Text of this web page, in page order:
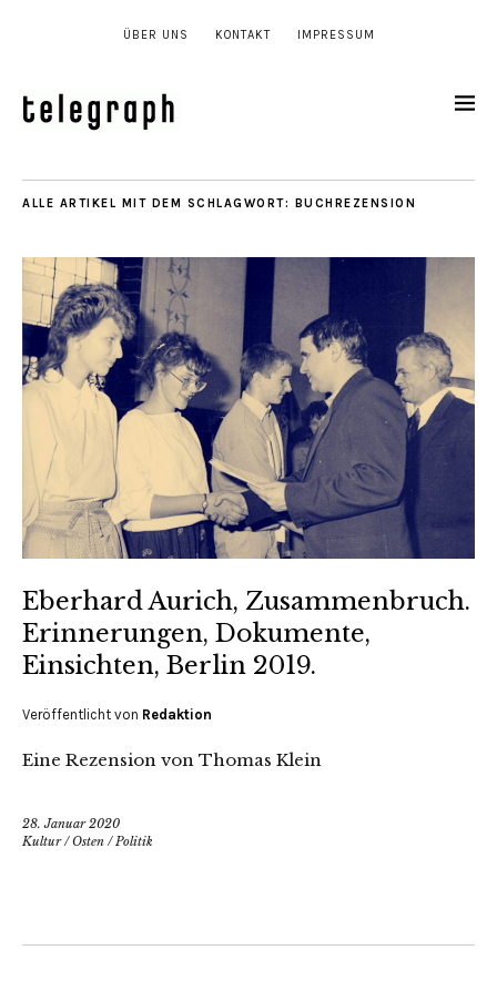
ÜBER UNS KONTAKT IMPRESSUM
ALLE ARTIKEL MIT DEM SCHLAGWORT: BUCHREZENSION
Eberhard Aurich, Zusammenbruch.
Erinnerungen, Dokumente,
Einsichten, Berlin 2019.
Veröffentlicht von Redaktion
Eine Rezension von Thomas Klein
28. Januar 2020
Kultur/Osten /Politik